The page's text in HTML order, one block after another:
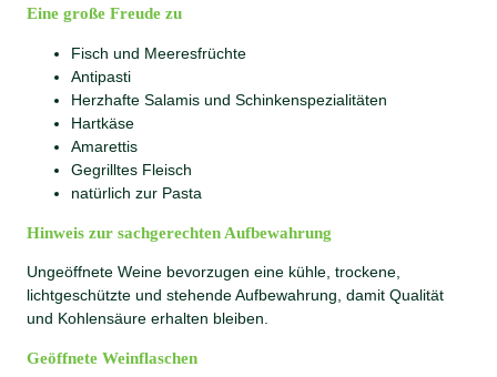
Eine große Freude zu
Fisch und Meeresfrüchte
Antipasti
Herzhafte Salamis und Schinkenspezialitäten
Hartkäse
Amarettis
Gegrilltes Fleisch
natürlich zur Pasta
Hinweis zur sachgerechten Aufbewahrung
Ungeöffnete Weine bevorzugen eine kühle, trockene,
lichtgeschützte und stehende Aufbewahrung, damit Qualität
und Kohlensäure erhalten bleiben.
Geöffnete Weinflaschen